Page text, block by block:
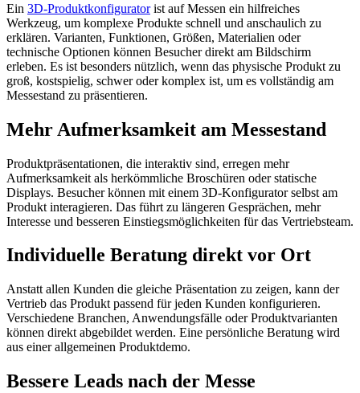
Ein 3D-Produktkonfiguratorist auf Messen ein hilfreiches
Werkzeug, um komplexe Produkte schnell und anschaulich zu
erklären. Varianten, Funktionen, Größen, Materialien oder
technische Optionen können Besucher direkt am Bildschirm
erleben. Es ist besonders nützlich, wenn das physische Produkt zu
groß, kostspielig, schwer oder komplex ist, um es vollständig am
Messestand zu präsentieren.
Mehr Aufmerksamkeit am Messestand
Produktpräsentationen, die interaktiv sind, erregen mehr
Aufmerksamkeit als herkömmliche Broschüren oder statische
Displays. Besucher können mit einem 3D-Konfigurator selbst am
Produkt interagieren. Das führt zu längeren Gesprächen, mehr
Interesse und besseren Einstiegsmöglichkeiten für das Vertriebsteam.
Individuelle Beratung direkt vor Ort
Anstatt allen Kunden die gleiche Präsentation zu zeigen, kann der
Vertrieb das Produkt passend für jeden Kunden konfigurieren.
Verschiedene Branchen, Anwendungsfälle oder Produktvarianten
können direkt abgebildet werden. Eine persönliche Beratung wird
aus einer allgemeinen Produktdemo.
Bessere Leads nach der Messe